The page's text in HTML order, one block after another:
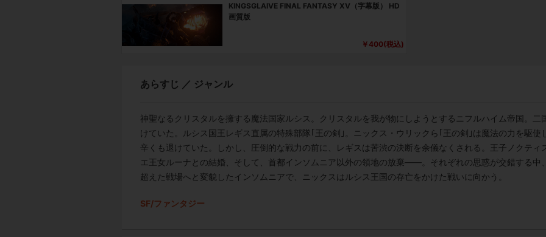
KINGSGLAIVE FINAL FANTASY XV（字幕版） HD
画質版
￥400(税込)
あらすじ ／ ジャンル
神聖なるクリスタルを擁する魔法国家ルシス。クリスタルを我が物にしようとするニフルハイム帝国。
けていた。ルシス国王レギス直属の特殊部隊｢王の剣｣。ニックス・ウリックら｢王の剣｣は魔法の力を駆
辛くも退けていた。しかし、圧倒的な戦力の前に、レギスは苦渋の決断を余儀なくされる。王子ノクテ
エ王女ルーナとの結婚、そして、首都インソムニア以外の領地の放棄――。それぞれの思惑が交錯する中
超えた戦場へと変貌したインソムニアで、ニックスはルシス王国の存亡をかけた戦いに向かう。
SF/ファンタジー